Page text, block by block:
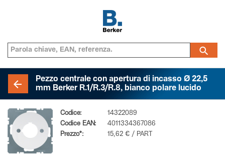
Pezzo centrale con apertura di incasso Ø 22,5
mm Berker R.1/R.3/R.8, bianco polare lucido
Codice:
14322089
Codice EAN:
4011334367086
Prezzo*:
15,62 € / PART